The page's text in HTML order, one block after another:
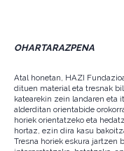
OHARTARAZPENA
Atal honetan, HAZI
dituen material eta tresnak
katearekin zein landaren eta
alderditan orientabide
horiek orientatzeko eta
hortaz, ezin dira kasu
Tresna horiek eskura jartzen